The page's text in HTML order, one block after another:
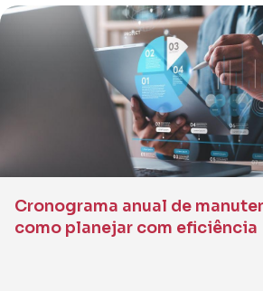
Cronograma anual de
como planejar com eficiência